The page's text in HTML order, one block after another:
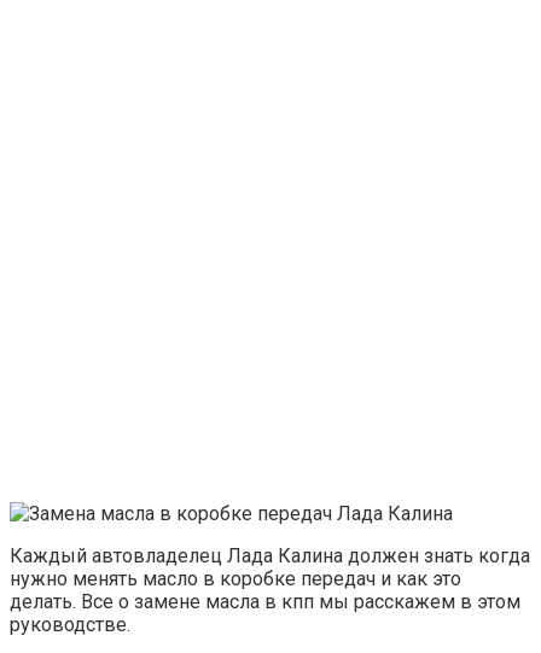
Каждый автовладелец Лада Калина должен знать когда
нужно менять масло в коробке передач и как это
делать. Все о замене масла в кпп мы расскажем в этом
руководстве.